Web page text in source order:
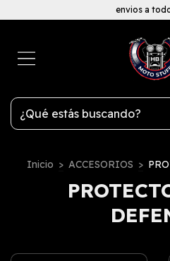
envios a
Inicio > ACCESORIOS >